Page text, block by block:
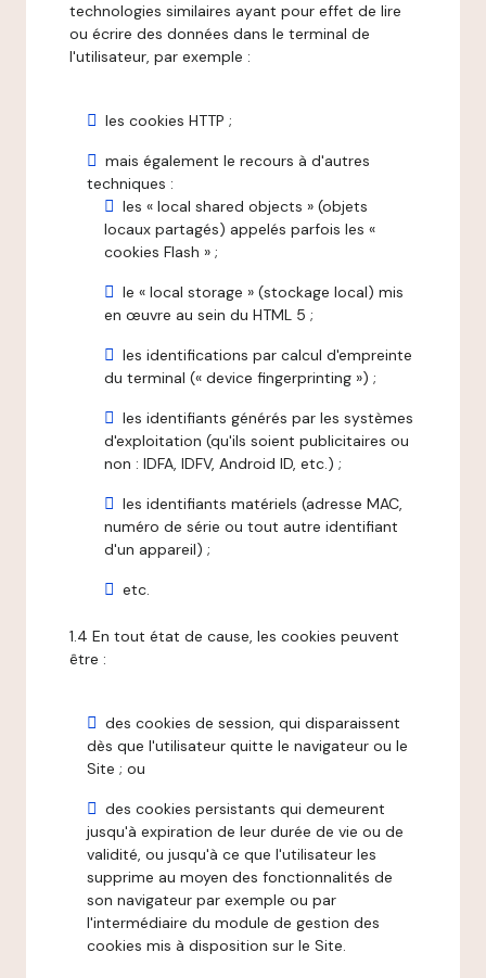
technologies similaires ayant pour effet de lire
ou écrire des données dans le terminal de
l'utilisateur, par exemple :
les cookies HTTP ;
mais également le recours à d'autres
techniques :
les « local shared objects » (objets
locaux partagés) appelés parfois les «
cookies Flash » ;
le « local storage » (stockage local) mis
en œuvre au sein du HTML 5 ;
les identifications par calcul d'empreinte
du terminal (« device fingerprinting ») ;
les identifiants générés par les systèmes
d'exploitation (qu'ils soient publicitaires ou
non : IDFA, IDFV, Android ID, etc.) ;
les identifiants matériels (adresse MAC,
numéro de série ou tout autre identifiant
d'un appareil) ;
etc.
1.4 En tout état de cause, les cookies peuvent
être :
des cookies de session, qui disparaissent
dès que l'utilisateur quitte le navigateur ou le
Site ; ou
des cookies persistants qui demeurent
jusqu'à expiration de leur durée de vie ou de
validité, ou jusqu'à ce que l'utilisateur les
supprime au moyen des fonctionnalités de
son navigateur par exemple ou par
l'intermédiaire du module de gestion des
cookies mis à disposition sur le Site.